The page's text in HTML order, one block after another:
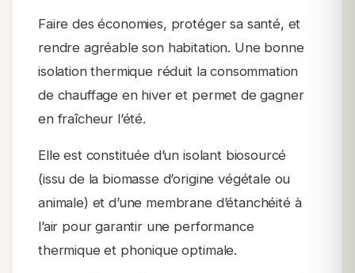
Faire des économies, protéger sa santé, et
rendre agréable son habitation. Une bonne
isolation thermique réduit la consommation
de chauffage en hiver et permet de gagner
en fraîcheur l’été.
Elle est constituée d’un isolant biosourcé
(issu de la biomasse d’origine végétale ou
animale) et d’une membrane d’étanchéité à
l’air pour garantir une performance
thermique et phonique optimale.